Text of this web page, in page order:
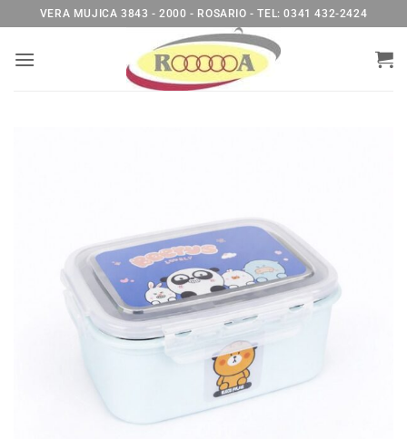
al
contenido
VERA MUJICA 3843 - 2000 - ROSARIO - TEL: 0341 432-2424